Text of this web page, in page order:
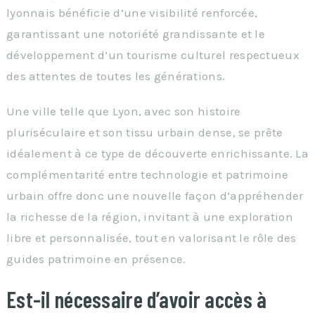
lyonnais bénéficie d’une visibilité renforcée,
garantissant une notoriété grandissante et le
développement d’un tourisme culturel respectueux
des attentes de toutes les générations.
Une ville telle que Lyon, avec son histoire
pluriséculaire et son tissu urbain dense, se prête
idéalement à ce type de découverte enrichissante. La
complémentarité entre technologie et patrimoine
urbain offre donc une nouvelle façon d’appréhender
la richesse de la région, invitant à une exploration
libre et personnalisée, tout en valorisant le rôle des
guides patrimoine en présence.
Est-il nécessaire d’avoir accès à